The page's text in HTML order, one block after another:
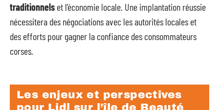
traditionnels et l’économie locale. Une implantation réussie
nécessitera des négociations avec les autorités locales et
des efforts pour gagner la confiance des consommateurs
corses.
Les enjeux et perspectives
pour Lidl sur l’île de Beauté